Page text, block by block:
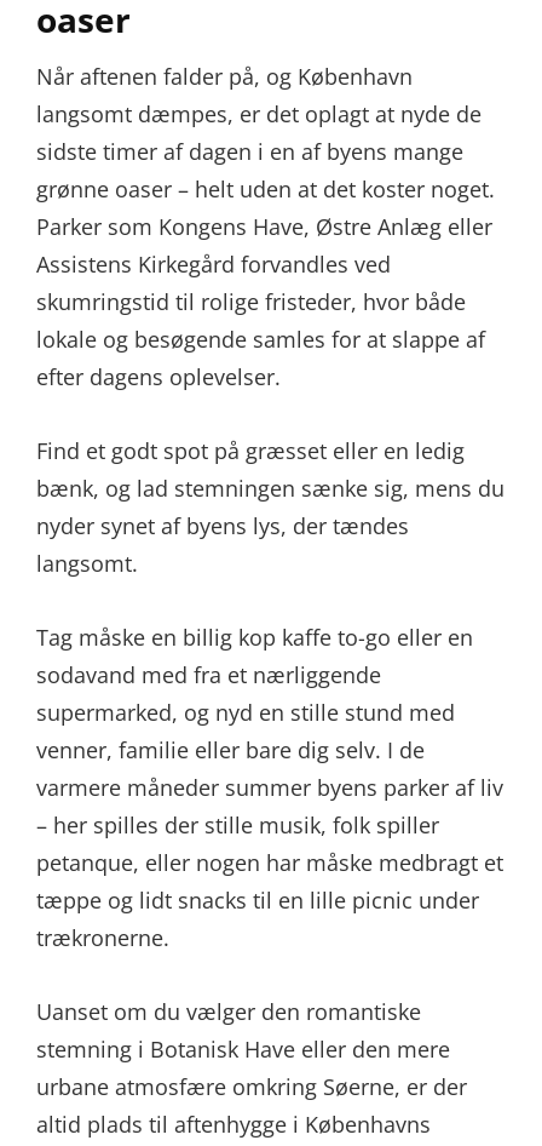
oaser
Når aftenen falder på, og København
langsomt dæmpes, er det oplagt at nyde de
sidste timer af dagen i en af byens mange
grønne oaser – helt uden at det koster noget.
Parker som Kongens Have, Østre Anlæg eller
Assistens Kirkegård forvandles ved
skumringstid til rolige fristeder, hvor både
lokale og besøgende samles for at slappe af
efter dagens oplevelser.
Find et godt spot på græsset eller en ledig
bænk, og lad stemningen sænke sig, mens du
nyder synet af byens lys, der tændes
langsomt.
Tag måske en billig kop kaffe to-go eller en
sodavand med fra et nærliggende
supermarked, og nyd en stille stund med
venner, familie eller bare dig selv. I de
varmere måneder summer byens parker af liv
– her spilles der stille musik, folk spiller
petanque, eller nogen har måske medbragt et
tæppe og lidt snacks til en lille picnic under
trækronerne.
Uanset om du vælger den romantiske
stemning i Botanisk Have eller den mere
urbane atmosfære omkring Søerne, er der
altid plads til aftenhygge i Københavns